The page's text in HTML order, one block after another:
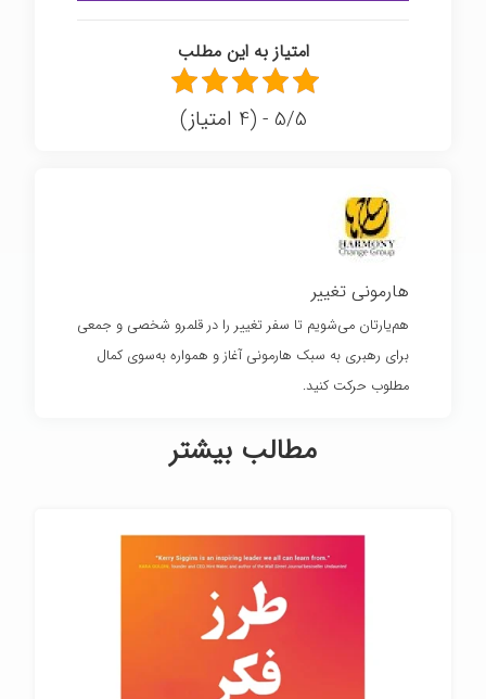
امتیاز به این مطلب
5/5 - (4 امتیاز)
هارمونی تغییر
هم‌یارتان می‌شویم تا سفر تغییر را در قلمرو شخصی و جمعی
برای رهبری به سبک هارمونی آغاز و همواره به‌سوی کمال
مطلوب حرکت کنید.
مطالب بیشتر